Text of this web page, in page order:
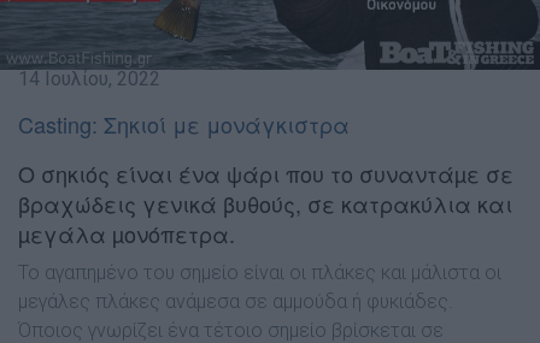
14 Ιουλίου, 2022
Casting: Σηκιοί με μονάγκιστρα
Ο σηκιός είναι ένα ψάρι που το συναντάµε σε
βραχώδεις γενικά βυθούς, σε κατρακύλια και
µεγάλα µονόπετρα.
Το αγαπηµένο του σηµείο είναι οι πλάκες και µάλιστα οι
µεγάλες πλάκες ανάµεσα σε αµµούδα ή φυκιάδες.
Όποιος γνωρίζει ένα τέτοιο σηµείο βρίσκεται σε